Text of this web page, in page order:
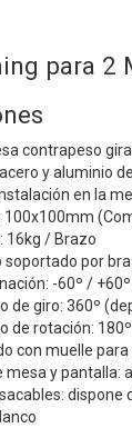
para 2
contrapeso
y aluminio
en la
100x100mm
16kg / Brazo
soportado por
-60º /
de giro: 360º
de rotación:
con muelle
mesa y pantalla:
dispone